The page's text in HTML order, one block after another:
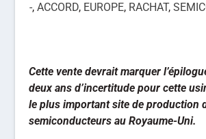
-,ACCORD, EUROPE, RACHAT,
Cette vente devrait marquer
deux ans d’incertitude pour cette
le plus important site de production
semiconducteurs au Royaume-Uni.